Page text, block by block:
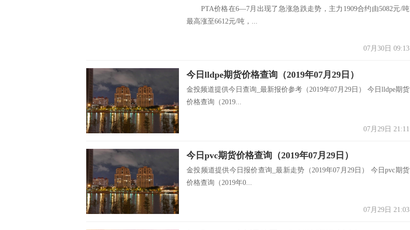
PTA价格在6—7月出现了急涨急跌走势，主力1909合约由5082元/吨
最高涨至6612元/吨，...
07月30日 09:13
今日lldpe期货价格查询（2019年07月29日）
金投频道提供今日查询_最新报价参考（2019年07月29日） 今日lldpe期货
价格查询（2019...
07月29日 21:11
今日pvc期货价格查询（2019年07月29日）
金投频道提供今日报价查询_最新走势（2019年07月29日） 今日pvc期货
价格查询（2019年0...
07月29日 21:03